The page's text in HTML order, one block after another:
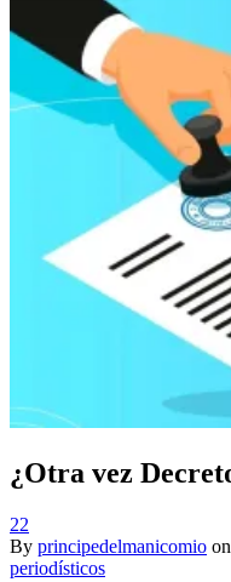
¿Otra vez
22
By principedelmanicomio on
periodísticos